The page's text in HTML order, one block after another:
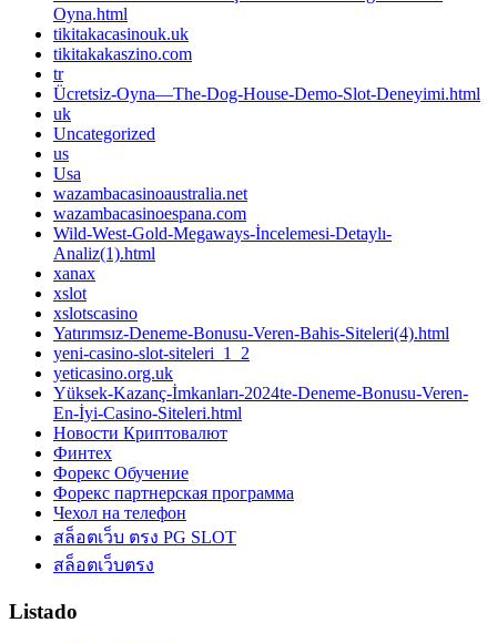
Oyna.html
tikitakacasinouk.uk
tikitakakaszino.com
tr
Ücretsiz-Oyna—The-Dog-House-Demo-Slot-Deneyimi.html
uk
Uncategorized
us
Usa
wazambacasinoaustralia.net
wazambacasinoespana.com
Wild-West-Gold-Megaways-İncelemesi-Detaylı-
Analiz(1).html
xanax
xslot
xslotscasino
Yatırımsız-Deneme-Bonusu-Veren-Bahis-Siteleri(4).html
yeni-casino-slot-siteleri_1_2
yeticasino.org.uk
Yüksek-Kazanç-İmkanları-2024te-Deneme-Bonusu-Veren-
En-İyi-Casino-Siteleri.html
Новости Криптовалют
Финтех
Форекс Обучение
Форекс партнерская программа
Чехол на телефон
สล็อตเว็บ ตรง PG SLOT
สล็อตเว็บตรง
Listado